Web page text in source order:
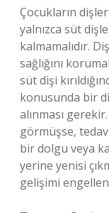
Çocukların
yalnızca süt
kalmamalıdır.
sağlığını
süt dişi
konusunda bir
alınması
görmüşse,
bir dolgu veya
yerine yenisi
gelişimi